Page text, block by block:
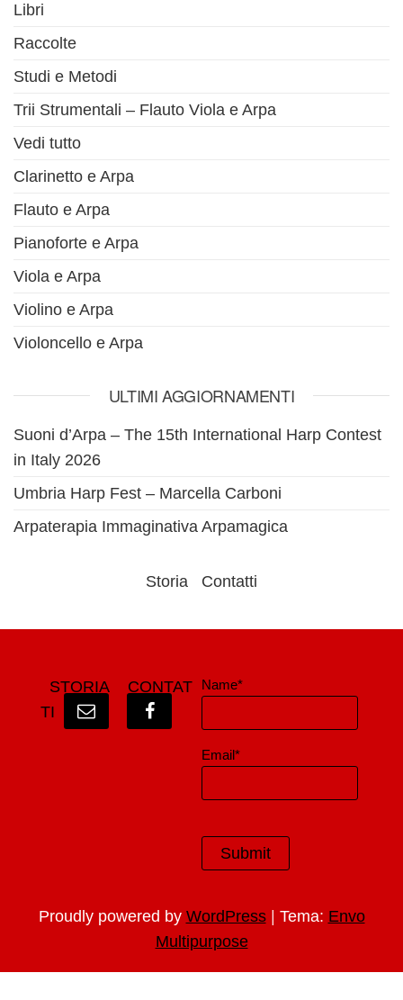
Libri
Raccolte
Studi e Metodi
Trii Strumentali – Flauto Viola e Arpa
Vedi tutto
Clarinetto e Arpa
Flauto e Arpa
Pianoforte e Arpa
Viola e Arpa
Violino e Arpa
Violoncello e Arpa
ULTIMI AGGIORNAMENTI
Suoni d’Arpa – The 15th International Harp Contest
in Italy 2026
Umbria Harp Fest – Marcella Carboni
Arpaterapia Immaginativa Arpamagica
Storia Contatti
STORIA
CONTAT
TI
Name*
Email*
Proudly powered by WordPress | Tema: Envo
Multipurpose